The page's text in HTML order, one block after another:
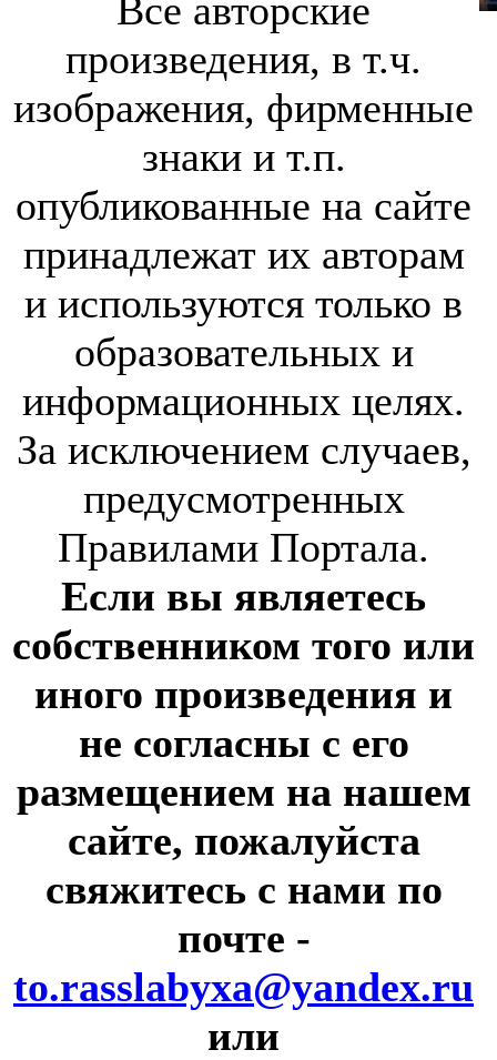
Все авторские
произведения, в т.ч.
изображения, фирменные
знаки и т.п.
опубликованные на сайте
принадлежат их авторам
и используются только в
образовательных и
информационных целях.
За исключением случаев,
предусмотренных
Правилами Портала.
Если вы являетесь
собственником того или
иного произведения и
не согласны с его
размещением на нашем
сайте, пожалуйста
свяжитесь с нами по
почте -
to.rasslabyxa@yandex.ru
или